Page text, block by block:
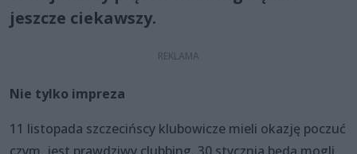
jeszcze ciekawszy.
Nie tylko impreza
11 listopada szczecińscy klubowicze mieli okazję poczuć
czym, jest prawdziwy clubbing. 30 stycznia będą mogli